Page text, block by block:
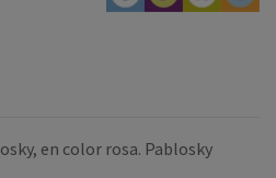
en color rosa. Pablosky